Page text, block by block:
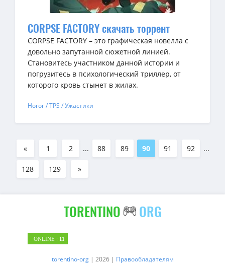
CORPSE FACTORY скачать торрент
CORPSE FACTORY – это графическая новелла с
довольно запутанной сюжетной линией.
Становитесь участником данной истории и
погрузитесь в психологический триллер, от
которого кровь стынет в жилах.
Horor / TPS / Ужастики
« 1 2 ... 88 89 90 91 92 ...
128 129 »
TORENTINO ORG
ONLINE : 11
torentino-org| 2026 | Правообладателям